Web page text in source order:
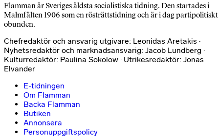
Flamman är Sveriges äldsta socialistiska tidning. Den startades i
Malmfälten 1906 som en rösträttstidning och är i dag partipolitiskt
obunden.
Chefredaktör och ansvarig utgivare: Leonidas Aretakis ·
Nyhetsredaktör och marknadsansvarig: Jacob Lundberg ·
Kulturredaktör: Paulina Sokolow · Utrikesredaktör: Jonas
Elvander
E-tidningen
Om Flamman
Backa Flamman
Butiken
Annonsera
Personuppgiftspolicy